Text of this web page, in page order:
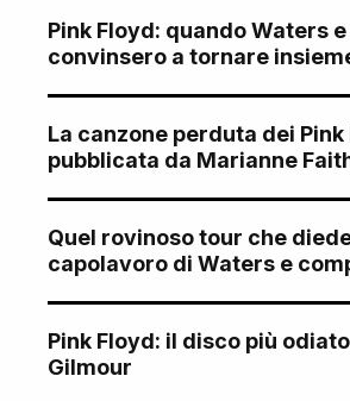
Pink Floyd: quando Waters
convinsero a tornare
La canzone perduta dei
pubblicata da Marianne
Quel rovinoso tour che
capolavoro di Waters e
Pink Floyd: il disco più
Gilmour